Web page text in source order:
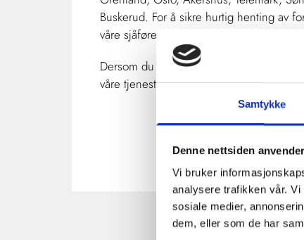
Samtykke
Denne nettsiden
Vi bruker
analysere trafikken vår.
sosiale medier,
dem, eller som de har
Buskerud. For å sikre hurtig henting av
våre sjåfører strategisk over hele
Dersom du ønsker pålitelige
våre tjenester, er du hjertelig